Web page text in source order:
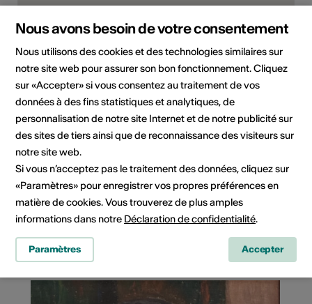
Rue du Village 45, 1874 Champéry
Planifier un itinéraire
Transports publics
Cela pourrait vous intéresser
Nous avons besoin de votre consentement
Nous utilisons des cookies et des technologies similaires sur
notre site web pour assurer son bon fonctionnement. Cliquez
sur «Accepter» si vous consentez au traitement de vos
données à des fins statistiques et analytiques, de
personnalisation de notre site Internet et de notre publicité sur
des sites de tiers ainsi que de reconnaissance des visiteurs sur
notre site web.
Si vous n’acceptez pas le traitement des données, cliquez sur
«Paramètres» pour enregistrer vos propres préférences en
matière de cookies. Vous trouverez de plus amples
informations dans notre Déclaration de confidentialité.
Paramètres Accepter